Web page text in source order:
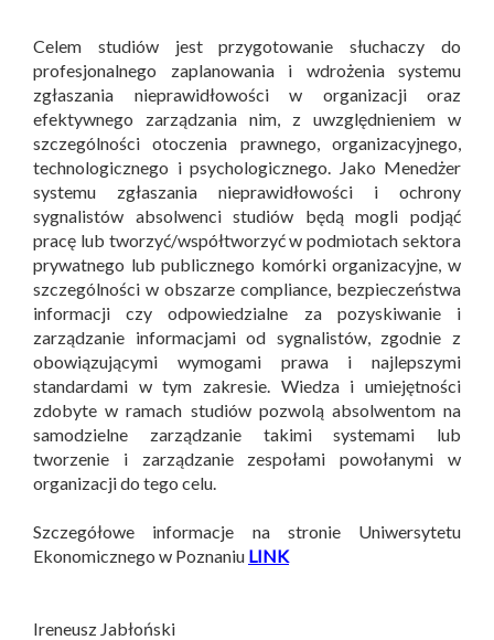
Celem studiów jest przygotowanie słuchaczy do
profesjonalnego zaplanowania i wdrożenia systemu
zgłaszania nieprawidłowości w organizacji oraz
efektywnego zarządzania nim, z uwzględnieniem w
szczególności otoczenia prawnego, organizacyjnego,
technologicznego i psychologicznego. Jako Menedżer
systemu zgłaszania nieprawidłowości i ochrony
sygnalistów absolwenci studiów będą mogli podjąć
pracę lub tworzyć/współtworzyć w podmiotach sektora
prywatnego lub publicznego komórki organizacyjne, w
szczególności w obszarze compliance, bezpieczeństwa
informacji czy odpowiedzialne za pozyskiwanie i
zarządzanie informacjami od sygnalistów, zgodnie z
obowiązującymi wymogami prawa i najlepszymi
standardami w tym zakresie. Wiedza i umiejętności
zdobyte w ramach studiów pozwolą absolwentom na
samodzielne zarządzanie takimi systemami lub
tworzenie i zarządzanie zespołami powołanymi w
organizacji do tego celu.
Szczegółowe informacje na stronie Uniwersytetu
Ekonomicznego w Poznaniu LINK
Ireneusz Jabłoński